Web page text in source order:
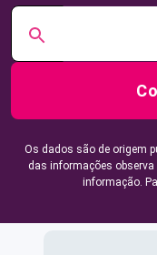
Os dados são de origem
das informações
informação.